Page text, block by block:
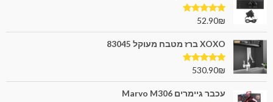
דורג5.00
52.90₪
XOXO ברז מטבח מעוקל 83045
דורג5.00
530.90₪
עכבר גיימרים Marvo M306